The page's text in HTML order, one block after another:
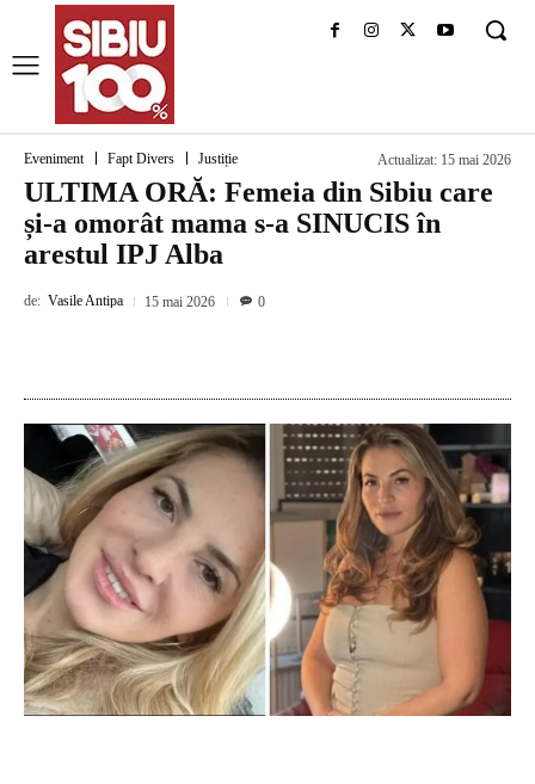
Eveniment Fapt Divers Justiție Actualizat: 15 mai 2026
ULTIMA ORĂ: Femeia din Sibiu care
și-a omorât mama s-a SINUCIS în
arestul IPJ Alba
de: Vasile Antipa 15 mai 2026 0